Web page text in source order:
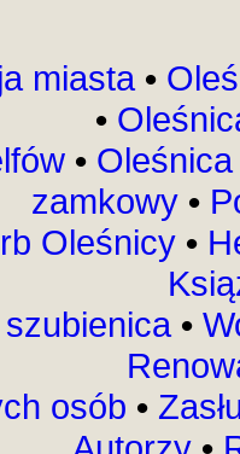
miasta •
•
•
zamkowy •
Oleśnicy •
•
osób •